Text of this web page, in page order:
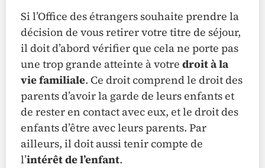
Si l’Office des étrangers souhaite prendre la
décision de vous retirer votre titre de séjour,
il doit d’abord vérifier que cela ne porte pas
une trop grande atteinte à votre droit à la
vie familiale. Ce droit comprend le droit des
parents d’avoir la garde de leurs enfants et
de rester en contact avec eux, et le droit des
enfants d’être avec leurs parents. Par
ailleurs, il doit aussi tenir compte de
l’intérêt de l’enfant.